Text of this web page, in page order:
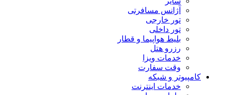
آژانس مسافرتی
تور خارجی
تور داخلی
بلیط هواپیما و قطار
رزرو هتل
خدمات ویزا
وقت سفارت
کامپیوتر و شبکه
خدمات اینترنت